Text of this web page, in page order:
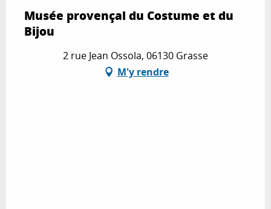
Musée provençal du Costume et du
Bijou
2 rue Jean Ossola, 06130 Grasse
M'y rendre